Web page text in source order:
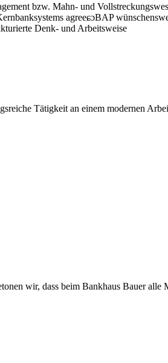
bzw. Mahn- und
agreeɕɔBAP
Denk- und Arbeitsweise
Tätigkeit an einem modernen
wir, dass beim Bankhaus Bauer